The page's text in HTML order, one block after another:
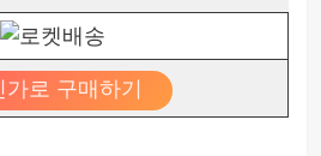
가로 구매하기